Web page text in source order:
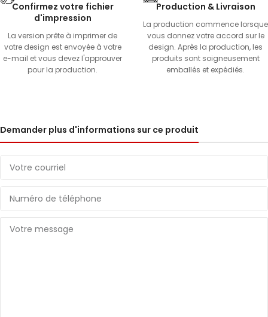
Confirmez votre fichier
d'impression
La version prête à imprimer de
votre design est envoyée à votre
e-mail et vous devez l'approuver
pour la production.
Production & Livraison
La production commence lorsque
vous donnez votre accord sur le
design. Après la production, les
produits sont soigneusement
emballés et expédiés.
Demander plus d'informations sur ce produit